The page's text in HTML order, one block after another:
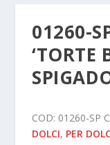
01260-
‘TORTE
COD: 01260-SP
DOLCI, PER